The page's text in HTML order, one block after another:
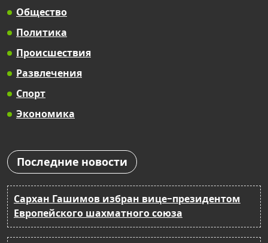
Общество
Политика
Происшествия
Развлечения
Спорт
Экономика
Последние новости
Сархан Гашимов избран вице-президентом
Европейского шахматного союза